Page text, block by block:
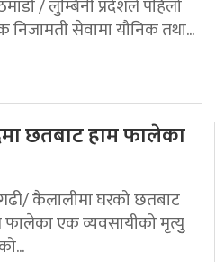
/ लुम्बिनी प्रदेशले पहिलो
निजामती सेवामा यौनिक तथा...
छतबाट हाम फालेका
कैलालीमा घरको छतबाट
फालेका एक व्यवसायीको मृत्युु